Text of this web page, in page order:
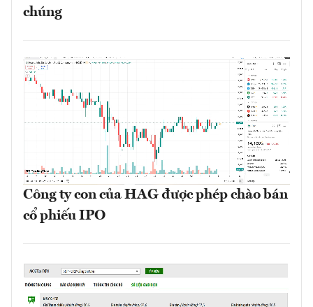
chúng
Công ty con của HAG được phép chào bán
cổ phiếu IPO